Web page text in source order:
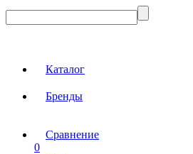
Каталог
Бренды
Сравнение
0